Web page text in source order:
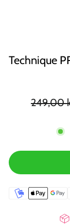
Technique
pris
249,00